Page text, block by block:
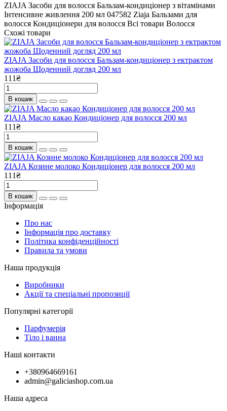
ZIAJA Засоби для волосся Бальзам-кондиціонер з вітамінами
Інтенсивне живлення 200 мл 047582 Ziaja Бальзами для
волосся Кондиціонери для волосся Всі товари Волосся
Схожі товари
ZIAJA Засоби для волосся Бальзам-кондиціонер з ектрактом
жожоба Щоденний догляд 200 мл
111₴
В кошик
ZIAJA Масло какао Кондиціонер для волосся 200 мл
111₴
В кошик
ZIAJA Козине молоко Кондиціонер для волосся 200 мл
111₴
В кошик
Інформація
Про нас
Інформація про доставку
Політика конфіденційності
Правила та умови
Наша продукція
Виробники
Акції та спеціальні пропозиції
Популярні категорії
Парфумерія
Тіло і ванна
Наші контакти
+380964669161
admin@galiciashop.com.ua
Наша адреса